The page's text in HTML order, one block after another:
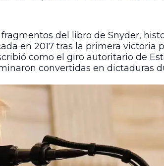
del libro de Snyder,
en 2017 tras la primera victoria
como el giro autoritario de
convertidas en dictaduras